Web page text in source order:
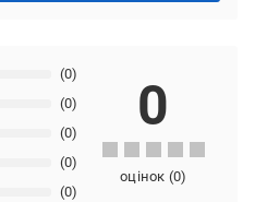
(0)
(0)
(0)
(0)
(0)
0
оцінок (0)